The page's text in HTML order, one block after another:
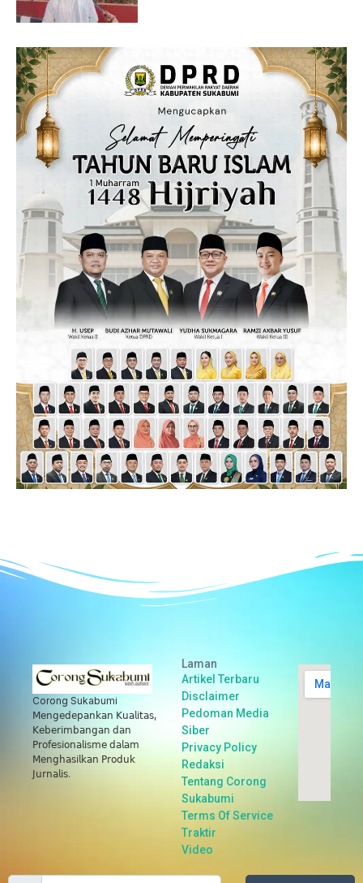
Corong Sukabumi
𝖬𝖾𝗇𝗀𝖾𝖽𝖾𝗉𝖺𝗇𝗄𝖺𝗇 𝖪𝗎𝖺𝗅𝗂𝗍𝖺𝗌,
𝖪𝖾𝖻𝖾𝗋𝗂𝗆𝖻𝖺𝗇𝗀𝖺𝗇 𝖽𝖺𝗇
𝖯𝗋𝗈𝖿𝖾𝗌𝗂𝗈𝗇𝖺𝗅𝗂𝗌𝗆𝖾 𝖽𝖺𝗅𝖺𝗆
𝖬𝖾𝗇𝗀𝗁𝖺𝗌𝗂𝗅𝗄𝖺𝗇 𝖯𝗋𝗈𝖽𝗎𝗄
𝖩𝗎𝗋𝗇𝖺𝗅𝗂𝗌.
Laman
Artikel Terbaru
Disclaimer
Pedoman Media
Siber
Privacy Policy
Redaksi
Tentang Corong
Sukabumi
Terms Of Service
Traktir
Video